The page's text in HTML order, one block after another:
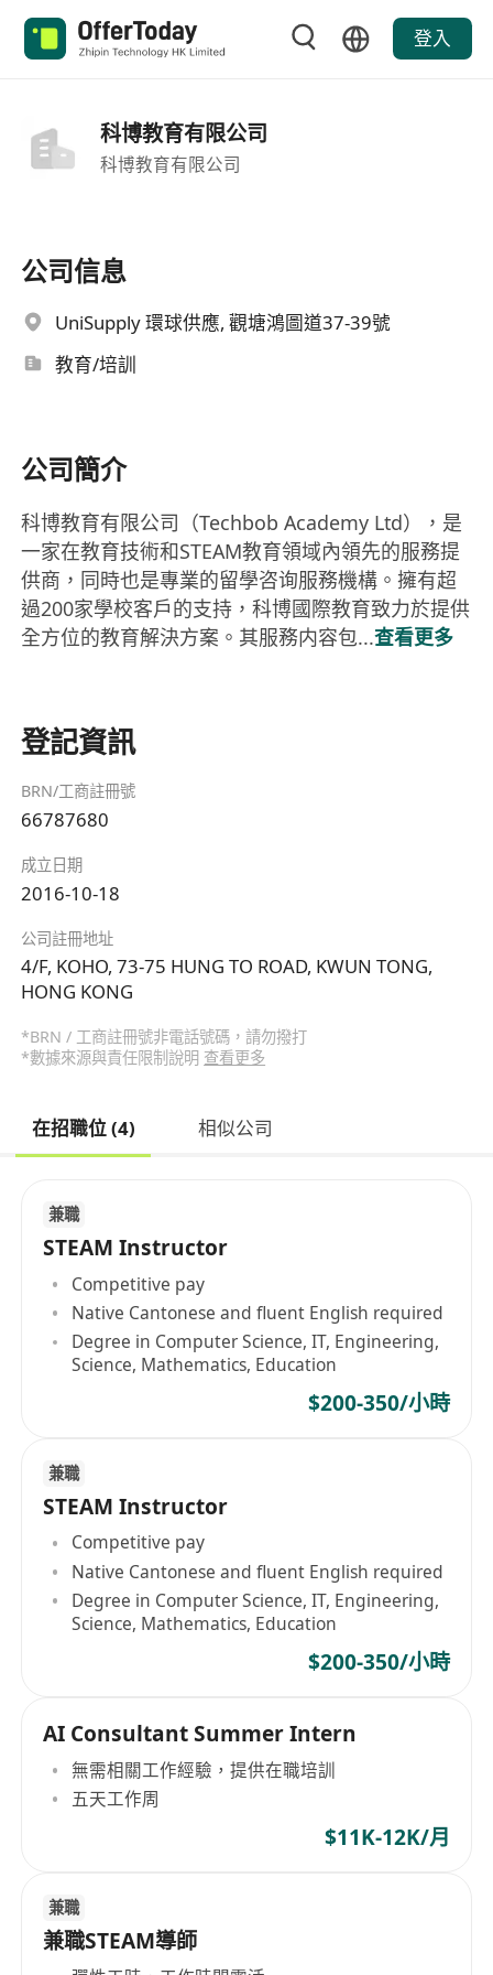
登入
科博教育有限公司
科博教育有限公司
公司信息
UniSupply 環球供應, 觀塘鴻圖道37-39號
教育/培訓
公司簡介
科博教育有限公司（Techbob Academy Ltd），是
一家在教育技術和STEAM教育領域內領先的服務提
供商，同時也是專業的留學咨询服務機構。擁有超
過200家學校客戶的支持，科博國際教育致力於提供
全方位的教育解決方案。其服務内容包...查看更多
登記資訊
BRN/工商註冊號
66787680
成立日期
2016-10-18
公司註冊地址
4/F, KOHO, 73-75 HUNG TO ROAD, KWUN TONG,
HONG KONG
*BRN / 工商註冊號非電話號碼，請勿撥打
*數據來源與責任限制說明 查看更多
在招職位 (4) 相似公司
兼職
STEAM Instructor
Competitive pay
Native Cantonese and fluent English required
Degree in Computer Science, IT, Engineering,
Science, Mathematics, Education
$200-350/小時
兼職
STEAM Instructor
Competitive pay
Native Cantonese and fluent English required
Degree in Computer Science, IT, Engineering,
Science, Mathematics, Education
$200-350/小時
AI Consultant Summer Intern
無需相關工作經驗，提供在職培訓
五天工作周
$11K-12K/月
兼職
兼職STEAM導師